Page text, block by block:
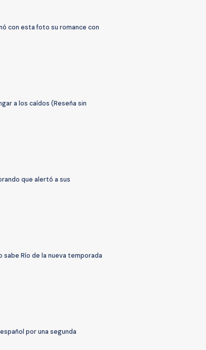
con esta foto su romance con
a los caídos (Reseña sin
que alertó a sus
sabe Río de la nueva temporada
por una segunda